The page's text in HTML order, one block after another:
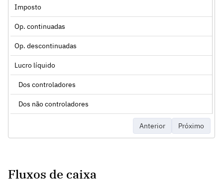
Imposto
Op. continuadas
Op. descontinuadas
Lucro líquido
Dos controladores
Dos não controladores
Anterior Próximo
Fluxos de caixa